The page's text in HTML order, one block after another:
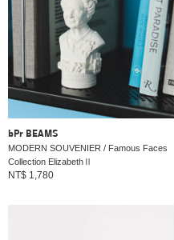
bPr BEAMS
MODERN SOUVENIER / Famous Faces
Collection ElizabethⅡ
NT$ 1,780